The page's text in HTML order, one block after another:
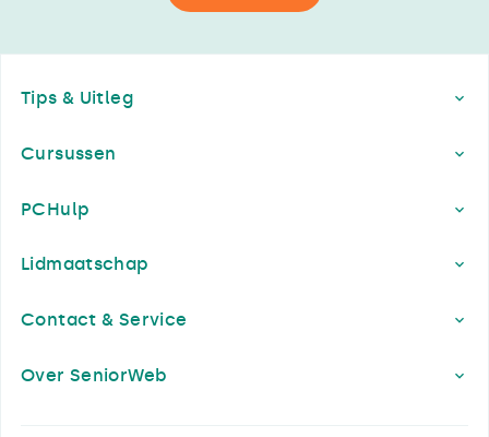
Tips & Uitleg
Cursussen
PCHulp
Lidmaatschap
Contact & Service
Over SeniorWeb